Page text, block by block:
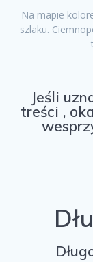
Na mapie
szlaku.
Jeśli
treści ,